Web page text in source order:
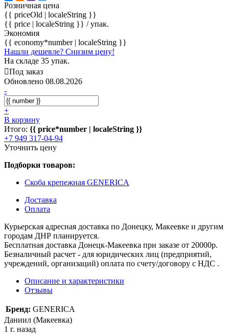
Розничная цена
{{ priceOld | localeString }}
{{ price | localeString }} / упак.
Экономия
{{ economy*number | localeString }}
Нашли дешевле? Снизим цену!
На складе 35 упак.
Под заказ
Обновлено 08.08.2026
-
+
В корзину
Итого: {{ price*number | localeString }}
+7 949 317-04-94
Уточнить цену
Подборки товаров:
Скоба крепежная GENERICA
Доставка
Оплата
Курьерская адресная доставка по Донецку, Макеевке и другим
городам ДНР планируется.
Бесплатная доставка Донецк-Макеевка при заказе от 20000р.
Безналичный расчет - для юридических лиц (предприятий,
учреждений, организаций) оплата по счету/договору с НДС .
Описание и характеристики
Отзывы
Бренд: GENERICA
Даниил (Макеевка)
1 г. назад